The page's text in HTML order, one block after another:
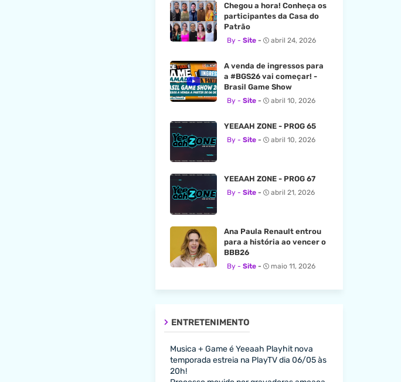
Chegou a hora! Conheça os
participantes da Casa do
Patrão
Site abril 24, 2026
A venda de ingressos para
a #BGS26 vai começar! -
Brasil Game Show
Site abril 10, 2026
YEEAAH ZONE - PROG 65
Site abril 10, 2026
YEEAAH ZONE - PROG 67
Site abril 21, 2026
Ana Paula Renault entrou
para a história ao vencer o
BBB26
Site maio 11, 2026
ENTRETENIMENTO
Musica + Game é Yeeaah Playhit nova
temporada estreia na PlayTV dia 06/05 às
20h!